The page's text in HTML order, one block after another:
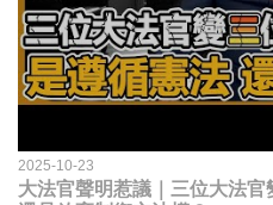
2025-10-23
大法官聲明惹議｜三位大法官